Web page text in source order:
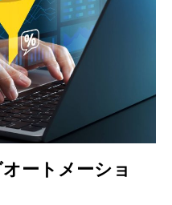
ートメーショ